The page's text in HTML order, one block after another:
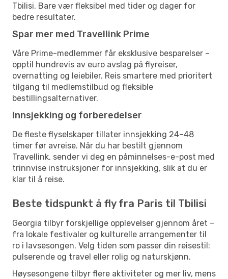
Tbilisi. Bare vær fleksibel med tider og dager for
bedre resultater.
Spar mer med Travellink Prime
Våre Prime-medlemmer får eksklusive besparelser –
opptil hundrevis av euro avslag på flyreiser,
overnatting og leiebiler. Reis smartere med prioritert
tilgang til medlemstilbud og fleksible
bestillingsalternativer.
Innsjekking og forberedelser
De fleste flyselskaper tillater innsjekking 24–48
timer før avreise. Når du har bestilt gjennom
Travellink, sender vi deg en påminnelses-e-post med
trinnvise instruksjoner for innsjekking, slik at du er
klar til å reise.
Beste tidspunkt å fly fra Paris til Tbilisi
Georgia tilbyr forskjellige opplevelser gjennom året –
fra lokale festivaler og kulturelle arrangementer til
ro i lavsesongen. Velg tiden som passer din reisestil:
pulserende og travel eller rolig og naturskjønn.
Høysesongene tilbyr flere aktiviteter og mer liv, mens